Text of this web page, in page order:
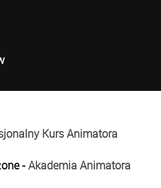
Kurs Animatora
-Akademia Animatora